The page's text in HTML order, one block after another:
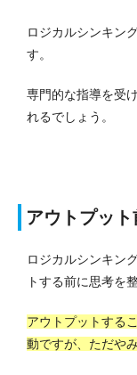
ロジカルシンキン
す。
専門的な指導を受
れるでしょう。
アウトプッ
ロジカルシンキン
トする前に思考を
アウトプットする
動ですが、ただや